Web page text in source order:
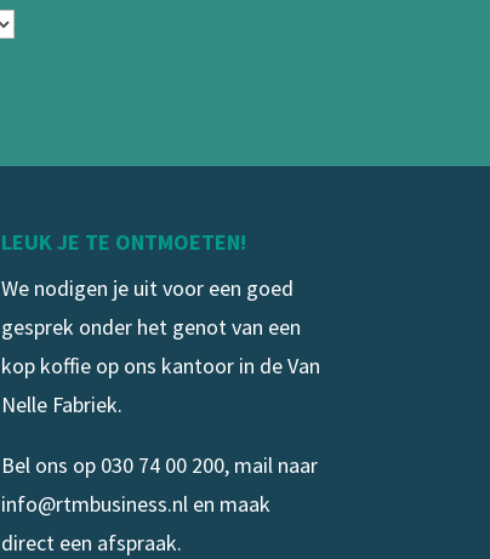
LEUK JE TE ONTMOETEN!
We nodigen je uit voor een goed
gesprek onder het genot van een
kop koffie op ons kantoor in de Van
Nelle Fabriek.
Bel ons op 030 74 00 200, mail naar
info@rtmbusiness.nlen maak
direct een afspraak.